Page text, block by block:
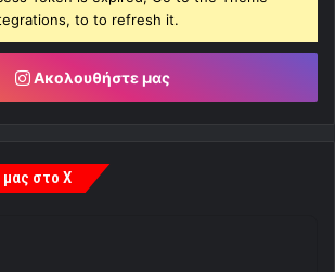
to to refresh it.
Ακολουθήστε μας
στο X